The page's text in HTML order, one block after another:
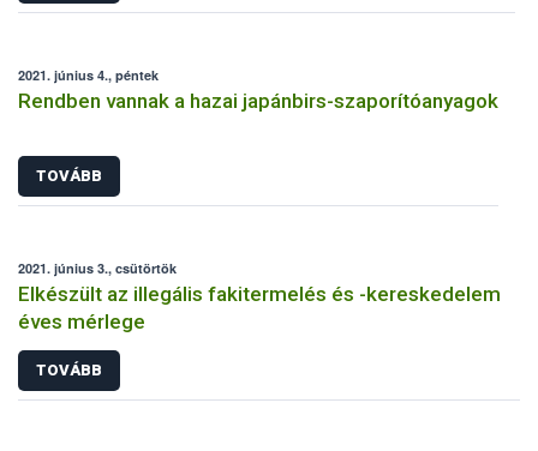
2021. június 4., péntek
Rendben vannak a hazai japánbirs-szaporítóanyagok
TOVÁBB
2021. június 3., csütörtök
Elkészült az illegális fakitermelés és -kereskedelem
éves mérlege
TOVÁBB